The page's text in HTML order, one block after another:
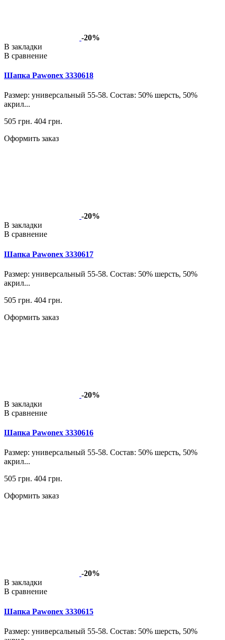
-20%
В закладки
В сравнение
Шапка Pawonex 3330618
Размер: универсальный 55-58. Состав: 50% шерсть, 50%
акрил...
505 грн. 404 грн.
Оформить заказ
-20%
В закладки
В сравнение
Шапка Pawonex 3330617
Размер: универсальный 55-58. Состав: 50% шерсть, 50%
акрил...
505 грн. 404 грн.
Оформить заказ
-20%
В закладки
В сравнение
Шапка Pawonex 3330616
Размер: универсальный 55-58. Состав: 50% шерсть, 50%
акрил...
505 грн. 404 грн.
Оформить заказ
-20%
В закладки
В сравнение
Шапка Pawonex 3330615
Размер: универсальный 55-58. Состав: 50% шерсть, 50%